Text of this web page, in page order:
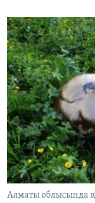
Алматы облысында